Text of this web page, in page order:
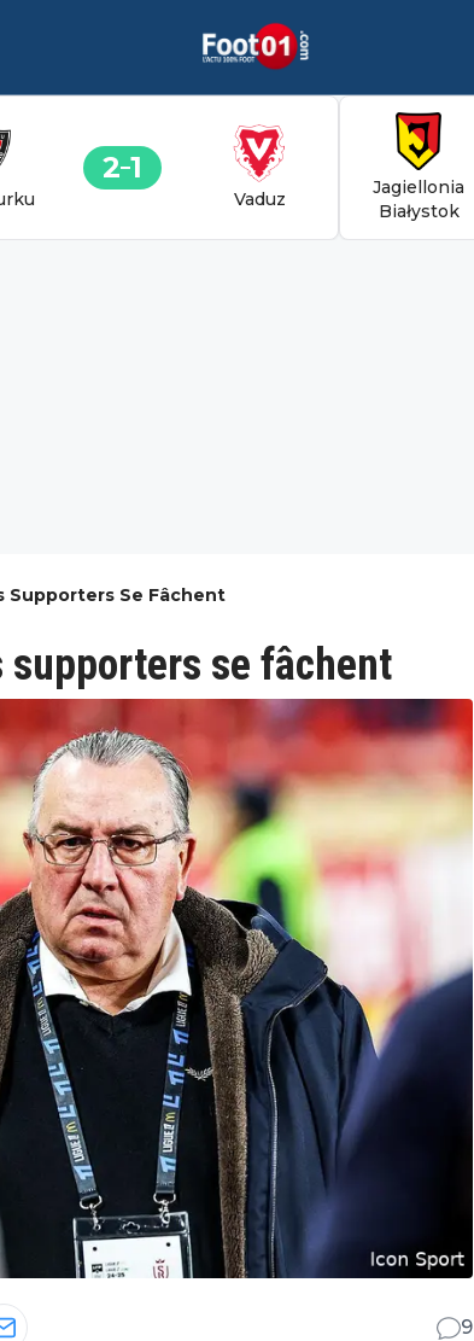
2 1
Vaduz
Jagiellonia
Białystok
Supporters Se Fâchent
se fâchent
9